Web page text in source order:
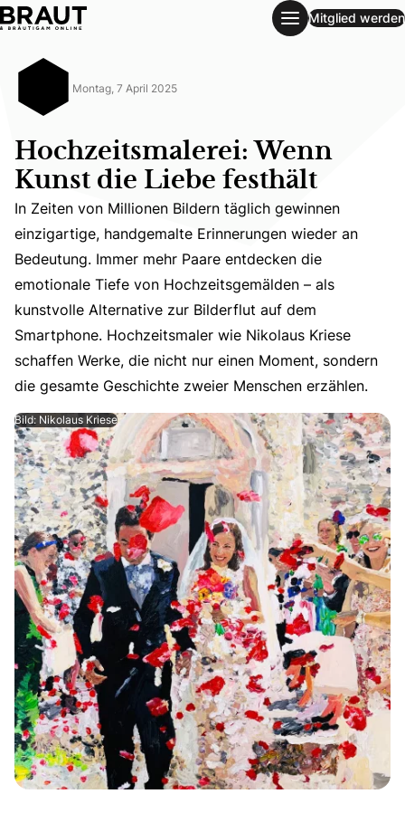
Hochzeitsmalerei: Wenn Kunst die Liebe festhält
Mitglied werden
Montag, 7 April 2025
Hochzeitsmalerei: Wenn
Kunst die Liebe festhält
In Zeiten von Millionen Bildern täglich gewinnen
In Zeiten von Millionen Bildern täglich gewinnen
einzigartige, handgemalte Erinnerungen wieder an
Bedeutung. Immer mehr Paare entdecken die
emotionale Tiefe von Hochzeitsgemälden – als
kunstvolle Alternative zur Bilderflut auf dem
Smartphone. Hochzeitsmaler wie Nikolaus Kriese
schaffen Werke, die nicht nur einen Moment, sondern
die gesamte Geschichte zweier Menschen erzählen.
Bild: Nikolaus Kriese